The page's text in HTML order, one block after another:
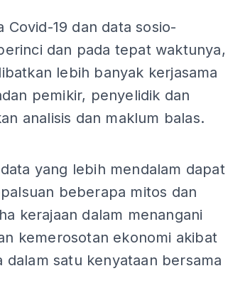
19 dan data sosio-
dan pada tepat waktunya,
lebih banyak kerjasama
pemikir, penyelidik dan
analisis dan maklum balas.
yang lebih mendalam dapat
beberapa mitos dan
kerajaan dalam menangani
kemerosotan ekonomi akibat
satu kenyataan bersama